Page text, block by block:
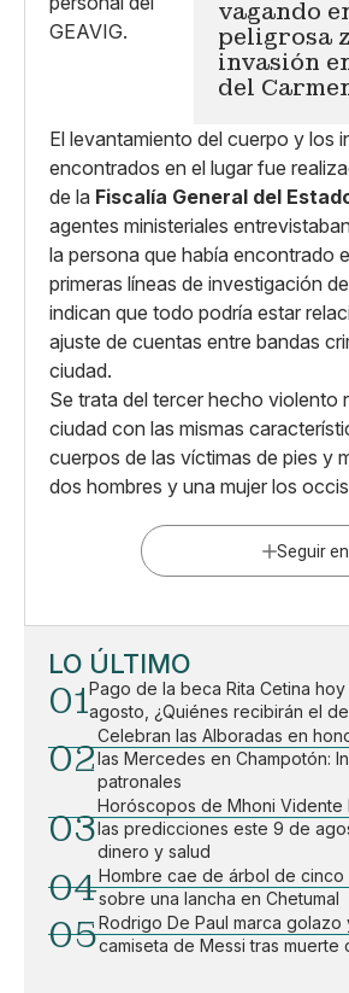
vagando
peligrosa
invasión
del
El levantamiento del cuerpo y los
encontrados en el lugar fue
de la Fiscalía General del
agentes ministeriales
la persona que había encontrado
primeras líneas de investigación
indican que todo podría estar
ajuste de cuentas entre bandas
ciudad.
Se trata del tercer hecho violento
ciudad con las mismas
cuerpos de las víctimas de pies y
dos hombres y una mujer los
Seguir en
LO ÚLTIMO
01Pago de la beca Rita Cetina hoy
agosto, ¿Quiénes recibirán el
02
Celebran las Alboradas en
las Mercedes en Champotón:
patronales
03
Horóscopos de Mhoni Vidente
las predicciones este 9 de
dinero y salud
04Hombre cae de árbol de cinco
sobre una lancha en Chetumal
05Rodrigo De Paul marca golazo
camiseta de Messi tras muerte